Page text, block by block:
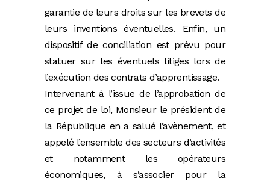
garantie de leurs droits sur les brevets de
leurs inventions éventuelles. Enfin, un
dispositif de conciliation est prévu pour
statuer sur les éventuels litiges lors de
l’exécution des contrats d’apprentissage.
Intervenant à l’issue de l’approbation de
ce projet de loi, Monsieur le président de
la République en a salué l’avènement, et
appelé l’ensemble des secteurs d’activités
et notamment les opérateurs
économiques, à s’associer pour la